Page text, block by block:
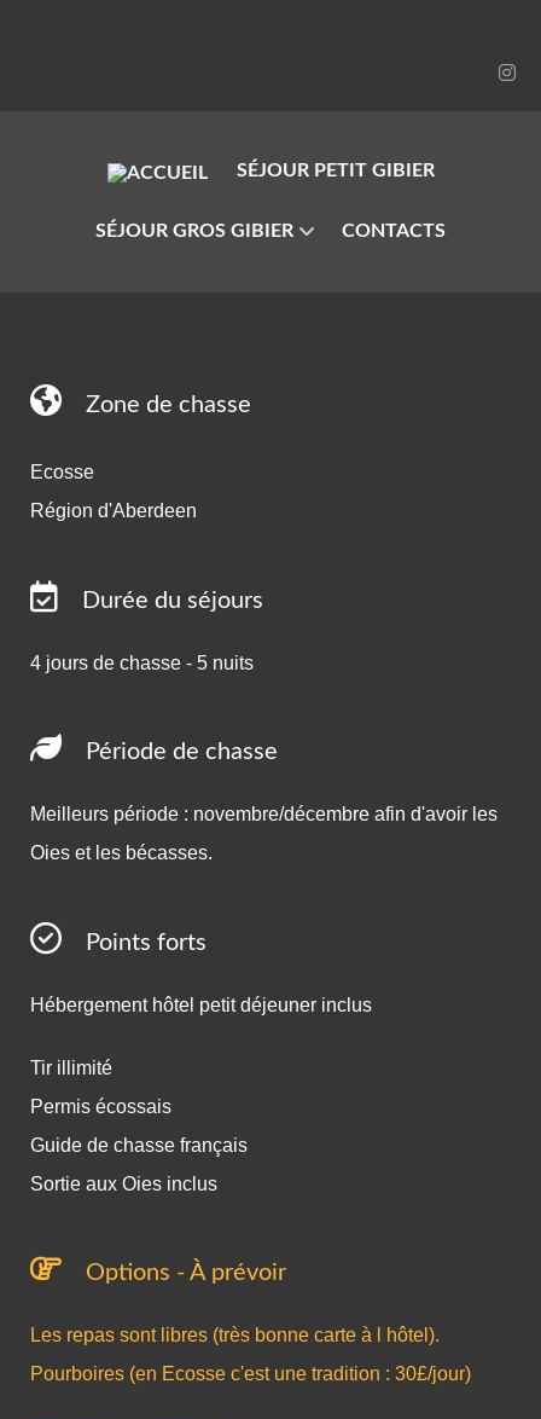
SÉJOUR PETIT GIBIER
SÉJOUR GROS GIBIER CONTACTS
Zone de chasse
Ecosse
Région d'Aberdeen
Durée du séjours
4 jours de chasse - 5 nuits
Période de chasse
Meilleurs période : novembre/décembre afin d'avoir les
Oies et les bécasses.
Points forts
Hébergement hôtel petit déjeuner inclus
Tir illimité
Permis écossais
Guide de chasse français
Sortie aux Oies inclus
Options - À prévoir
Les repas sont libres (très bonne carte à l hôtel).
Pourboires (en Ecosse c'est une tradition : 30£/jour)